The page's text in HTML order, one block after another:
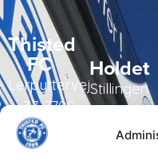
Thisted
FC
Lerpyttervej
37, 7700
Thisted
Holdet
Stillingen